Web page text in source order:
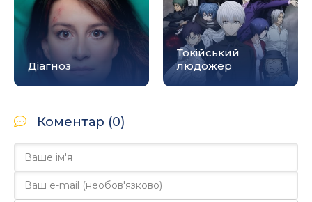
Діагноз
Токійський
людожер
Коментар (0)